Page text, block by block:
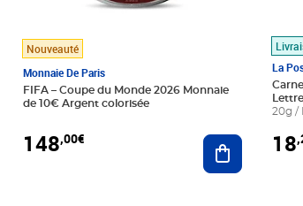
au panier
Nouveauté
Monnaie De Paris
FIFA – Coupe du Monde 2026 Monnaie
de 10€ Argent colorisée
148,00€ Ajouter au
La
20g /
18